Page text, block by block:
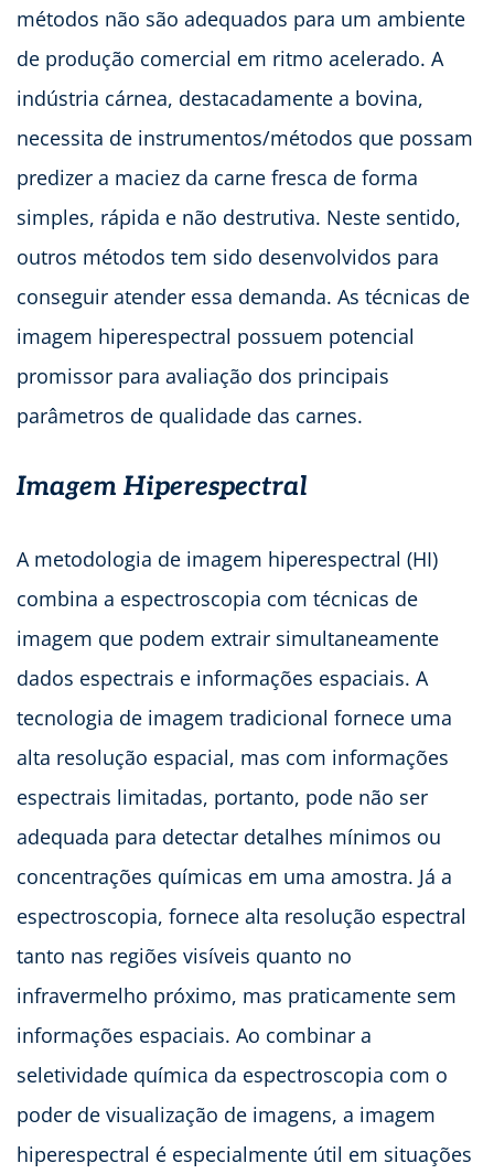
métodos não são adequados para um ambiente
de produção comercial em ritmo acelerado. A
indústria cárnea, destacadamente a bovina,
necessita de instrumentos/métodos que possam
predizer a maciez da carne fresca de forma
simples, rápida e não destrutiva. Neste sentido,
outros métodos tem sido desenvolvidos para
conseguir atender essa demanda. As técnicas de
imagem hiperespectral possuem potencial
promissor para avaliação dos principais
parâmetros de qualidade das carnes.
Imagem Hiperespectral
A metodologia de imagem hiperespectral (HI)
combina a espectroscopia com técnicas de
imagem que podem extrair simultaneamente
dados espectrais e informações espaciais. A
tecnologia de imagem tradicional fornece uma
alta resolução espacial, mas com informações
espectrais limitadas, portanto, pode não ser
adequada para detectar detalhes mínimos ou
concentrações químicas em uma amostra. Já a
espectroscopia, fornece alta resolução espectral
tanto nas regiões visíveis quanto no
infravermelho próximo, mas praticamente sem
informações espaciais. Ao combinar a
seletividade química da espectroscopia com o
poder de visualização de imagens, a imagem
hiperespectral é especialmente útil em situações